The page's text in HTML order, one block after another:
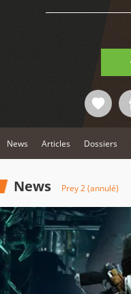
News Articles Dossiers
News Prey 2 (annulé)